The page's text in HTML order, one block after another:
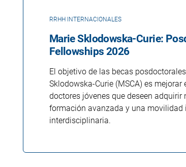
RRHH INTERNACIONALES
Marie Sklodowska-Curie:
Fellowships 2026
El objetivo de las becas
Sklodowska-Curie (MSCA) es
doctores jóvenes que deseen
formación avanzada y una movilidad
interdisciplinaria.